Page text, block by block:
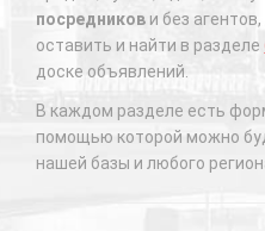
посредников и без
оставить и найти в разделе
доске объявлений.
В каждом разделе есть
помощью которой можно
нашей базы и любого